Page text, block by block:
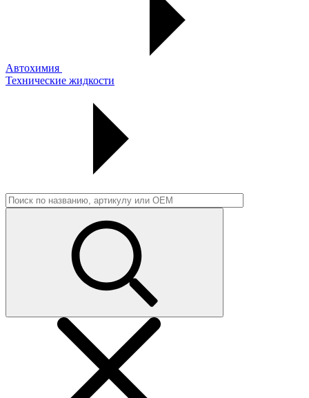
Автохимия
Технические жидкости